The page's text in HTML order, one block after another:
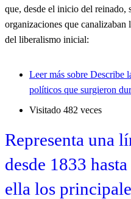
que, desde el inicio del reinado,
organizaciones que canalizaban
del liberalismo inicial:
Leer más sobre Describe
políticos que surgieron
Visitado 482 veces
Representa una
desde 1833
ella los